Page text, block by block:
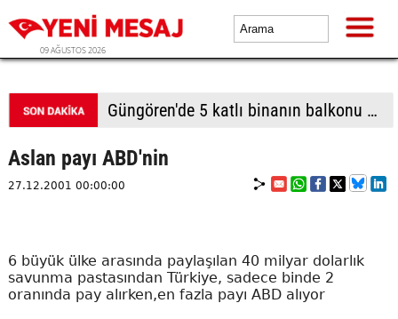
09 AĞUSTOS 2026
Batı Şeria'da Filistin topraklarını gasbeden İsrailliler camiye saldırdı, 7 Filistinli gözaltına alındı
Aslan payı ABD'nin
27.12.2001 00:00:00
6 büyük ülke arasında paylaşılan 40 milyar dolarlık
savunma pastasından Türkiye, sadece binde 2
oranında pay alırken,en fazla payı ABD alıyor